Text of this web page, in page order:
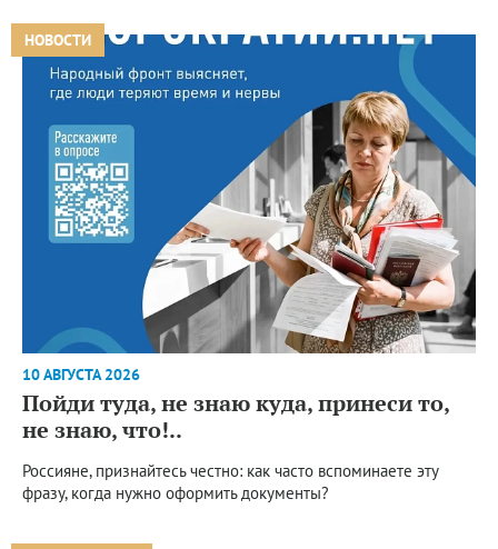
НОВОСТИ
10 АВГУСТА 2026
Пойди туда, не знаю куда, принеси то,
не знаю, что!..
Россияне, признайтесь честно: как часто вспоминаете эту
фразу, когда нужно оформить документы?